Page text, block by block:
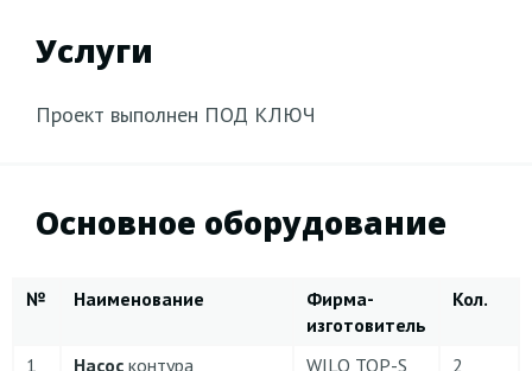
Услуги
Проект выполнен ПОД КЛЮЧ
Основное оборудование
№ Наименование
Фирма-
изготовитель
Кол.
1 Насос контура
WILO TOP-S
2